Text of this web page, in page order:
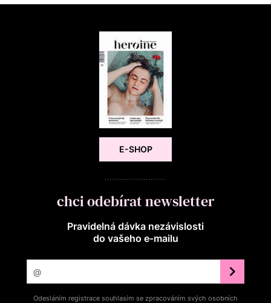
E-SHOP
chci odebírat newsletter
Pravidelná dávka nezávislosti
do vašeho e‑mailu
Odesláním registrace souhlasím se zpracováním svých osobních